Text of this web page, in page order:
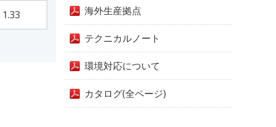
1.33 海外生産拠点
テクニカルノート
環境対応について
カタログ(全ページ)